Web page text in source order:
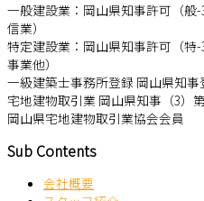
一般建設業：岡山県知事許可（般
信業）
特定建設業：岡山県知事許可（特
事業他）
一級建築士事務所登録 岡山県知事
宅地建物取引業 岡山県知事（3）
岡山県宅地建物取引業協会会員
Sub Contents
会社概要